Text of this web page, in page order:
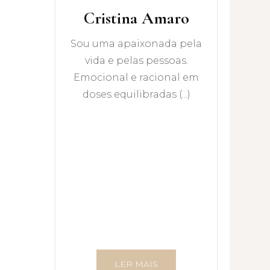
Cristina Amaro
Sou uma apaixonada pela
vida e pelas pessoas.
Emocional e racional em
doses equilibradas (...)
LER MAIS